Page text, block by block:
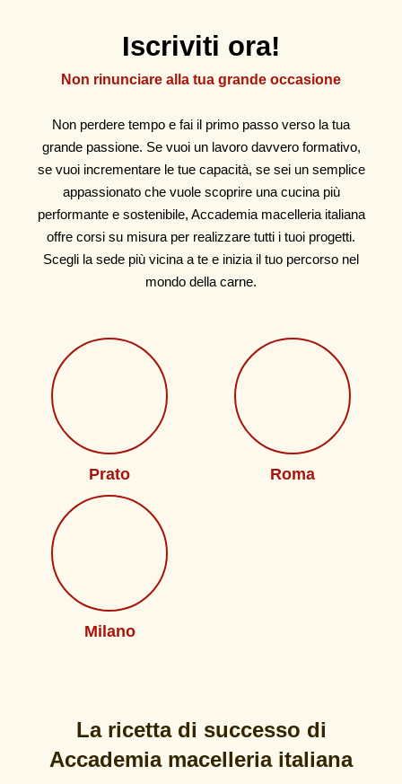
Iscriviti ora!
Non rinunciare alla tua grande occasione
Non perdere tempo e fai il primo passo verso la tua
grande passione. Se vuoi un lavoro davvero formativo,
se vuoi incrementare le tue capacità, se sei un semplice
appassionato che vuole scoprire una cucina più
performante e sostenibile, Accademia macelleria italiana
offre corsi su misura per realizzare tutti i tuoi progetti.
Scegli la sede più vicina a te e inizia il tuo percorso nel
mondo della carne.
Prato Roma
Milano
La ricetta di successo di
Accademia macelleria italiana